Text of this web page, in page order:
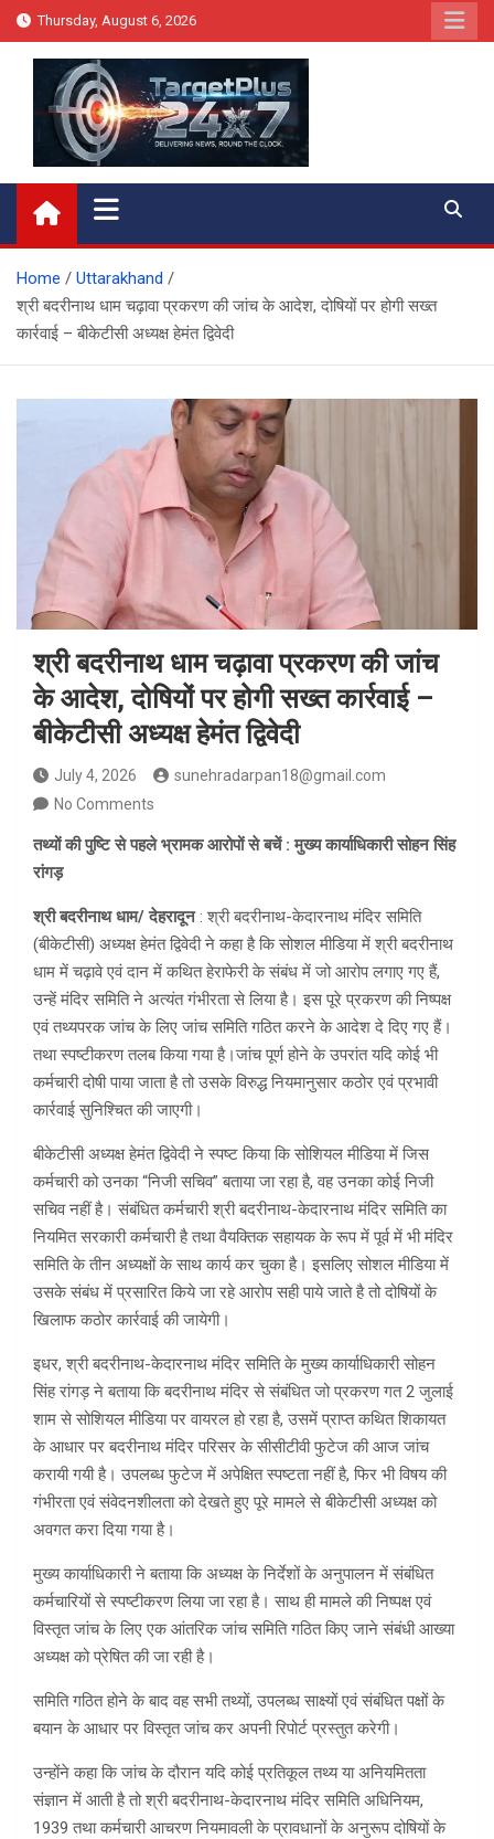
Skip
to
Thursday, August 6, 2026
Target Plus 24×7
Home
Uttarakhand
श्री बदरीनाथ धाम चढ़ावा प्रकरण की जांच के आदेश, दोषियों पर होगी सख्त
कार्रवाई – बीकेटीसी अध्यक्ष हेमंत द्विवेदी
श्री बदरीनाथ धाम चढ़ावा प्रकरण की जांच
के आदेश, दोषियों पर होगी सख्त कार्रवाई –
बीकेटीसी अध्यक्ष हेमंत द्विवेदी
July 4, 2026
sunehradarpan18@gmail.com
No Comments
तथ्यों की पुष्टि से पहले भ्रामक आरोपों से बचें : मुख्य कार्याधिकारी सोहन सिंह
रांगड़
श्री बदरीनाथ धाम/ देहरादून: श्री बदरीनाथ-केदारनाथ मंदिर समिति
(बीकेटीसी) अध्यक्ष हेमंत द्विवेदी ने कहा है कि सोशल मीडिया में श्री बदरीनाथ
धाम में चढ़ावे एवं दान में कथित हेराफेरी के संबंध में जो आरोप लगाए गए हैं,
उन्हें मंदिर समिति ने अत्यंत गंभीरता से लिया है। इस पूरे प्रकरण की निष्पक्ष
एवं तथ्यपरक जांच के लिए जांच समिति गठित करने के आदेश दे दिए गए हैं।
तथा स्पष्टीकरण तलब किया गया है।जांच पूर्ण होने के उपरांत यदि कोई भी
कर्मचारी दोषी पाया जाता है तो उसके विरुद्ध नियमानुसार कठोर एवं प्रभावी
कार्रवाई सुनिश्चित की जाएगी।
बीकेटीसी अध्यक्ष हेमंत द्विवेदी ने स्पष्ट किया कि सोशियल मीडिया में जिस
कर्मचारी को उनका “निजी सचिव” बताया जा रहा है, वह उनका कोई निजी
सचिव नहीं है। संबंधित कर्मचारी श्री बदरीनाथ-केदारनाथ मंदिर समिति का
नियमित सरकारी कर्मचारी है तथा वैयक्तिक सहायक के रूप में पूर्व में भी मंदिर
समिति के तीन अध्यक्षों के साथ कार्य कर चुका है। इसलिए सोशल मीडिया में
उसके संबंध में प्रसारित किये जा रहे आरोप सही पाये जाते है तो दोषियों के
खिलाफ कठोर कार्रवाई की जायेगी।
इधर, श्री बदरीनाथ-केदारनाथ मंदिर समिति के मुख्य कार्याधिकारी सोहन
सिंह रांगड़ ने बताया कि बदरीनाथ मंदिर से संबंधित जो प्रकरण गत 2 जुलाई
शाम से सोशियल मीडिया पर वायरल हो रहा है, उसमें प्राप्त कथित शिकायत
के आधार पर बदरीनाथ मंदिर परिसर के सीसीटीवी फुटेज की आज जांच
करायी गयी है। उपलब्ध फुटेज में अपेक्षित स्पष्टता नहीं है, फिर भी विषय की
गंभीरता एवं संवेदनशीलता को देखते हुए पूरे मामले से बीकेटीसी अध्यक्ष को
अवगत करा दिया गया है।
मुख्य कार्याधिकारी ने बताया कि अध्यक्ष के निर्देशों के अनुपालन में संबंधित
कर्मचारियों से स्पष्टीकरण लिया जा रहा है। साथ ही मामले की निष्पक्ष एवं
विस्तृत जांच के लिए एक आंतरिक जांच समिति गठित किए जाने संबंधी आख्या
अध्यक्ष को प्रेषित की जा रही है।
समिति गठित होने के बाद वह सभी तथ्यों, उपलब्ध साक्ष्यों एवं संबंधित पक्षों के
बयान के आधार पर विस्तृत जांच कर अपनी रिपोर्ट प्रस्तुत करेगी।
उन्होंने कहा कि जांच के दौरान यदि कोई प्रतिकूल तथ्य या अनियमितता
संज्ञान में आती है तो श्री बदरीनाथ-केदारनाथ मंदिर समिति अधिनियम,
1939 तथा कर्मचारी आचरण नियमावली के प्रावधानों के अनुरूप दोषियों के